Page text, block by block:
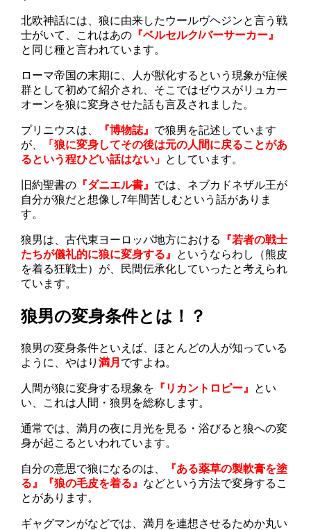
北欧神話には、狼に由来したウールヴヘジンと言う戦
士がいて、これはあの 『ベルセルク/バーサーカー』
と同じ種と言われています。
ローマ帝国の末期に、人が獣化するという現象が症候
群として初めて紹介され、そこではゼウスがリュカー
オーンを狼に変身させた話も言及されました。
プリニウスは、 『博物誌』 で狼男を記述しています
が、
「狼に変身してその後は元の人間に戻ることがあ
るという程ひどい話はない」 としています。
旧約聖書の 『ダニエル書』 では、ネブカドネザル王が
自分が狼だと想像し7年間苦しむという話がありま
す。
狼男は、古代東ヨーロッパ地方における
『若者の戦士
たちが儀礼的に狼に変身する』 というならわし（熊皮
を着る狂戦士）が、民間伝承化していったと考えられ
ています。
狼男の変身条件とは！？
狼男の変身条件といえば、ほとんどの人が知っている
ように、やはり満月 ですよね。
人間が狼に変身する現象を 『リカントロピー』 とい
い、これは人間・狼男を総称します。
通常では、満月の夜に月光を見る・浴びると狼への変
身が起こるといわれています。
自分の意思で狼になるのは、
『ある薬草の製軟膏を塗
る』『狼の毛皮を着る』 などという方法で変身するこ
とがあります。
ギャグマンがなどでは、満月を連想させるためか丸い